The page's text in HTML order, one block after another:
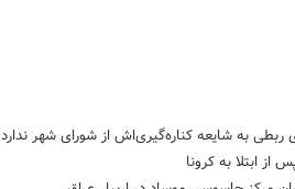
ربطی به شایعه کناره‌گیری‌اش از شورای شهر ندارد
ابتلا به کرونا